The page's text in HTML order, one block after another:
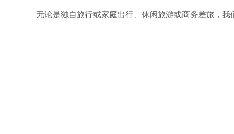
无论是独自旅行或家庭出行、休闲旅游或商务差旅，